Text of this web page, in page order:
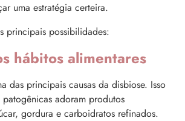
uma estratégia certeira.
principais possibilidades:
hábitos alimentares
das principais causas da disbiose. Isso
adoram produtos
gordura e carboidratos refinados.